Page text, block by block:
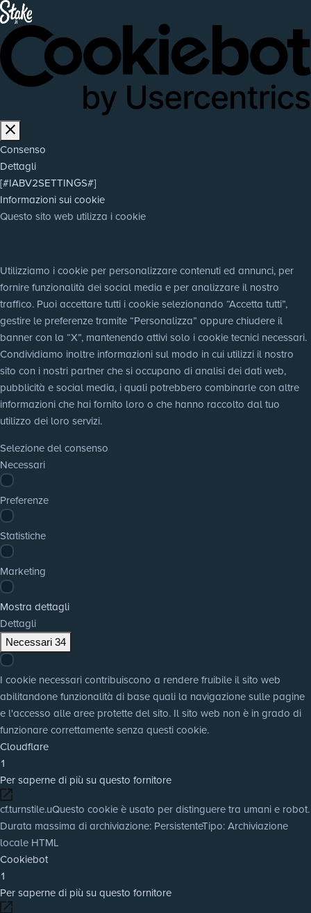
Consenso
Dettagli
[#IABV2SETTINGS#]
Informazioni sui cookie
Questo sito web utilizza i cookie
Utilizziamo i cookie per personalizzare contenuti ed annunci, per
fornire funzionalità dei social media e per analizzare il nostro
traffico. Puoi accettare tutti i cookie selezionando “Accetta tutti”,
gestire le preferenze tramite “Personalizza” oppure chiudere il
banner con la “X”, mantenendo attivi solo i cookie tecnici necessari.
Condividiamo inoltre informazioni sul modo in cui utilizzi il nostro
sito con i nostri partner che si occupano di analisi dei dati web,
pubblicità e social media, i quali potrebbero combinarle con altre
informazioni che hai fornito loro o che hanno raccolto dal tuo
utilizzo dei loro servizi.
Selezione del consenso
Necessari
Preferenze
Statistiche
Marketing
Mostra dettagli
Dettagli
Necessari 34
I cookie necessari contribuiscono a rendere fruibile il sito web
abilitandone funzionalità di base quali la navigazione sulle pagine
e l'accesso alle aree protette del sito. Il sito web non è in grado di
funzionare correttamente senza questi cookie.
Cloudflare
1
Per saperne di più su questo fornitore
cf.turnstile.uQuesto cookie è usato per distinguere tra umani e robot.
Durata massima di archiviazione: PersistenteTipo: Archiviazione
locale HTML
Cookiebot
1
Per saperne di più su questo fornitore